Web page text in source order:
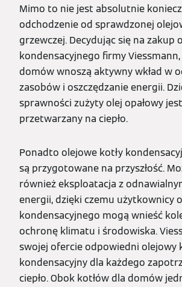
Mimo to nie jest absolutnie
odchodzenie od sprawdzonej
grzewczej. Decydując się na zakup
kondensacyjnego firmy Viessmann,
domów wnoszą aktywny wkład w
zasobów i oszczędzanie energii.
sprawności zużyty olej opałowy
przetwarzany na ciepło.
Ponadto olejowe kotły
są przygotowane na przyszłość.
również eksploatacja z
energii, dzięki czemu użytkownicy
kondensacyjnego mogą wnieść
ochronę klimatu i środowiska.
swojej ofercie odpowiedni olejowy
kondensacyjny dla każdego
ciepło. Obok kotłów dla domów